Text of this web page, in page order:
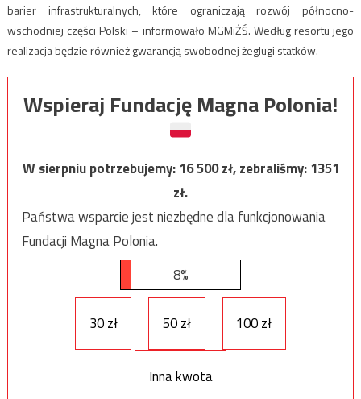
barier infrastrukturalnych, które ograniczają rozwój północno-
wschodniej części Polski – informowało MGMiŻŚ. Według resortu jego
realizacja będzie również gwarancją swobodnej żeglugi statków.
Wspieraj Fundację Magna Polonia!
W sierpniu potrzebujemy:16 500zł, zebraliśmy:1351
zł.
Państwa wsparcie jest niezbędne dla funkcjonowania
Fundacji Magna Polonia.
8%
30 zł 50 zł 100 zł
Inna kwota